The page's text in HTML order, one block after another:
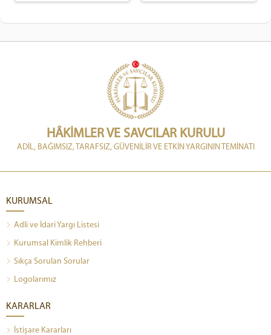
HÂKİMLER VE SAVCILAR KURULU
ADİL, BAĞIMSIZ, TARAFSIZ, GÜVENİLİR VE ETKİN YARGININ TEMİNATI
KURUMSAL
Adli ve İdari Yargı Listesi
Kurumsal Kimlik Rehberi
Sıkça Sorulan Sorular
Logolarımız
KARARLAR
İstişare Kararları